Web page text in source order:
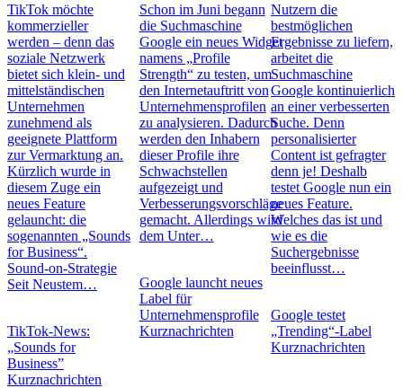
TikTok möchte
kommerzieller
werden – denn das
soziale Netzwerk
bietet sich klein- und
mittelständischen
Unternehmen
zunehmend als
geeignete Plattform
zur Vermarktung an.
Kürzlich wurde in
diesem Zuge ein
neues Feature
gelauncht: die
sogenannten „Sounds
for Business“.
Sound-on-Strategie
Seit Neustem…
TikTok-News:
„Sounds for
Business”
Kurznachrichten
Schon im Juni begann
die Suchmaschine
Google ein neues Widget
namens „Profile
Strength“ zu testen, um
den Internetauftritt von
Unternehmensprofilen
zu analysieren. Dadurch
werden den Inhabern
dieser Profile ihre
Schwachstellen
aufgezeigt und
Verbesserungsvorschläge
gemacht. Allerdings wird
dem Unter…
Google launcht neues
Label für
Unternehmensprofile
Kurznachrichten
Nutzern die
bestmöglichen
Ergebnisse zu liefern,
arbeitet die
Suchmaschine
Google kontinuierlich
an einer verbesserten
Suche. Denn
personalisierter
Content ist gefragter
denn je! Deshalb
testet Google nun ein
neues Feature.
Welches das ist und
wie es die
Suchergebnisse
beeinflusst…
Google testet
„Trending“-Label
Kurznachrichten